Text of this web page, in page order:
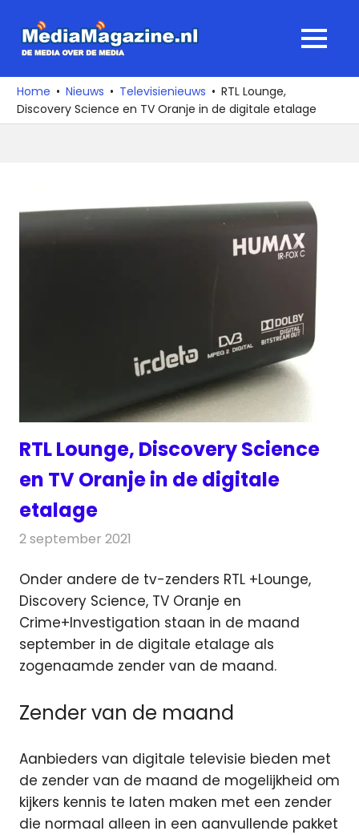
naar
media
over
de
MENU
Home Nieuws Televisienieuws
RTL Lounge,
Discovery Science en TV Oranje in de digitale etalage
RTL Lounge, Discovery Science
en TV Oranje in de digitale
etalage
2 september 2021
Onder andere de tv-zenders RTL +Lounge,
Discovery Science, TV Oranje en
Crime+Investigation staan in de maand
september in de digitale etalage als
zogenaamde zender van de maand.
Zender van de maand
Aanbieders van digitale televisie bieden met
de zender van de maand de mogelijkheid om
kijkers kennis te laten maken met een zender
die normaal alleen in een aanvullende pakket